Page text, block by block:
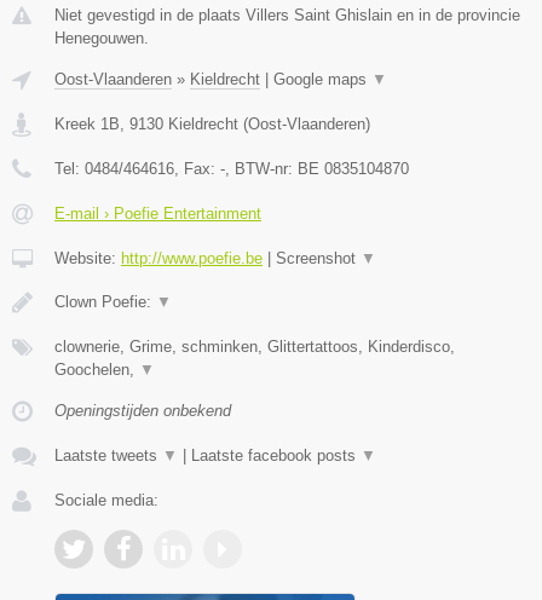
Niet gevestigd in de plaats Villers Saint Ghislain en in de provincie
Henegouwen.
Oost-Vlaanderen » Kieldrecht Google maps ▼
Kreek 1B, 9130 Kieldrecht (Oost-Vlaanderen)
Tel: 0484/464616, Fax: -, BTW-nr: BE 0835104870
E-mail › Poefie Entertainment
Website: http://www.poefie.be Screenshot ▼
Clown Poefie: ▼
clownerie, Grime, schminken, Glittertattoos, Kinderdisco,
Goochelen, ▼
Openingstijden onbekend
Laatste tweets ▼ Laatste facebook posts ▼
Sociale media: